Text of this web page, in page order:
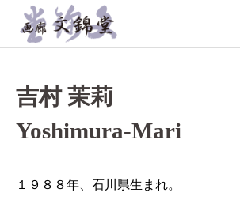
吉村 茉莉
Yoshimura-Mari
１９８８年、石川県生まれ。